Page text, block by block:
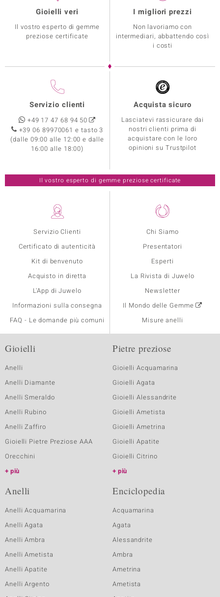
Servizio Clienti
Certificato di autenticità
Kit di benvenuto
Acquisto in diretta
L'App di Juwelo
Informazioni sulla consegna
FAQ - Le domande più comuni
Chi Siamo
Presentatori
Esperti
La Rivista di Juwelo
Newsletter
Il Mondo delle Gemme
Misure anelli
Gioielli veri
Il vostro esperto di gemme
preziose certificate
I migliori prezzi
Non lavoriamo con
intermediari, abbattendo così
i costi
Servizio clienti
+49 17 47 68 94 50
+39 06 89970061 e tasto 3
(dalle 09:00 alle 12:00 e dalle
16:00 alle 18:00)
Acquista sicuro
Lasciatevi rassicurare dai
nostri clienti prima di
acquistare con le loro
opinioni su Trustpilot
Il vostro esperto di gemme preziose certificate
Gioielli
Anelli
Anelli Diamante
Anelli Smeraldo
Anelli Rubino
Anelli Zaffiro
Gioielli Pietre Preziose AAA
Orecchini
più
Pietre preziose
Gioielli Acquamarina
Gioielli Agata
Gioielli Alessandrite
Gioielli Ametista
Gioielli Ametrina
Gioielli Apatite
Gioielli Citrino
più
Anelli
Anelli Acquamarina
Anelli Agata
Anelli Ambra
Anelli Ametista
Anelli Apatite
Anelli Argento
Enciclopedia
Acquamarina
Agata
Alessandrite
Ambra
Ametrina
Ametista